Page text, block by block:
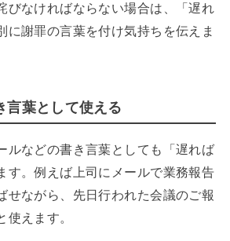
びなければならない場合は、「遅れ
に謝罪の言葉を付け気持ちを伝えま
言葉として使える
ルなどの書き言葉としても「遅れば
す。例えば上司にメールで業務報告
せながら、先日行われた会議のご報
使えます。